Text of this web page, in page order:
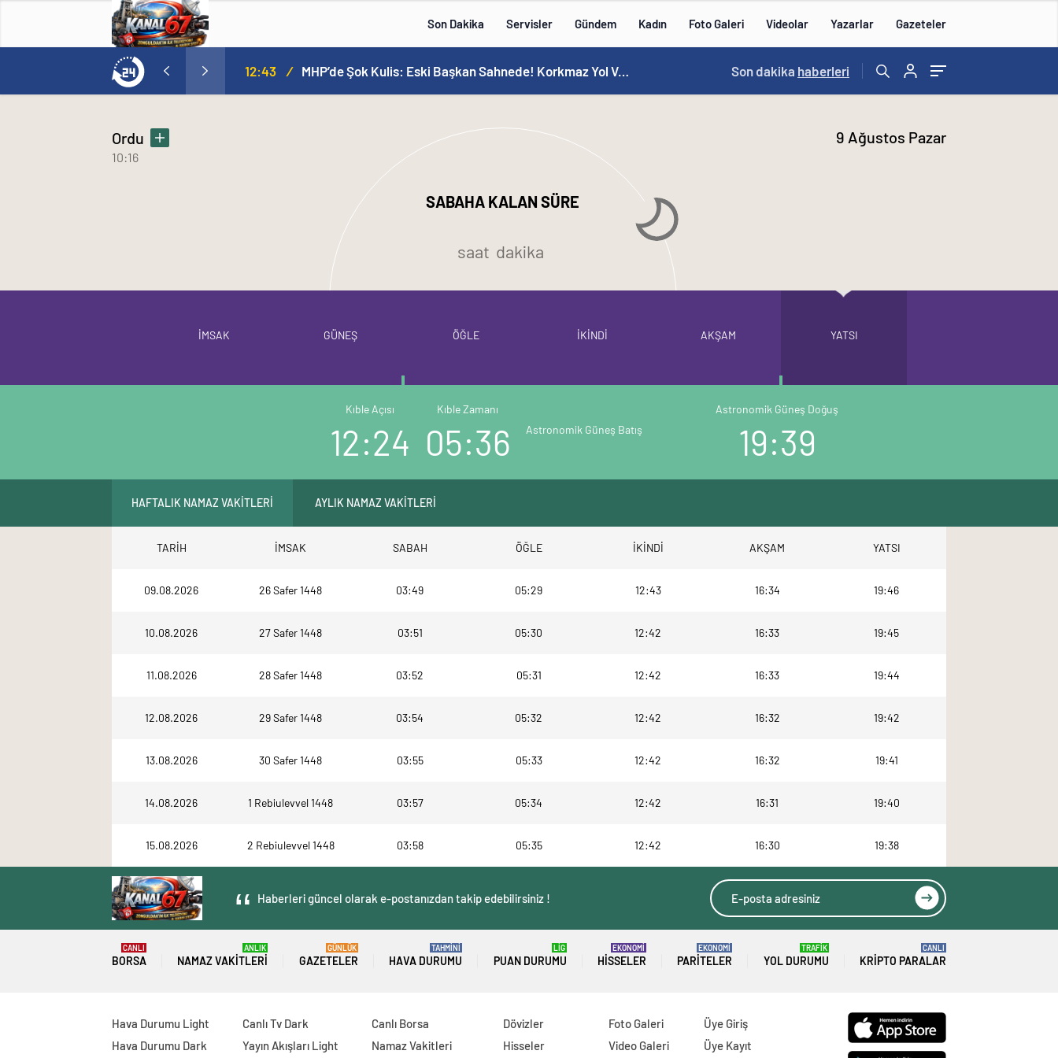
Son Dakika Servisler Gündem Kadın Foto Galeri Videolar Yazarlar Gazeteler
12:43 / MHP’de Şok Kulis: Eski Başkan Sahnede! Korkmaz Yol Vermiyor 12:08 / Toksöz ve Rakanoğlu Ailelerinin Acı Günü
Son dakika haberleri
Ordu
10:16
SABAHA KALAN SÜRE
saat dakika
9 Ağustos Pazar
İMSAK GÜNEŞ ÖĞLE İKİNDİ AKŞAM YATSI
Kıble Açısı
12:24
Kıble Zamanı
05:36
Astronomik Güneş Doğuş
19:39
Astronomik Güneş Batış
HAFTALIK NAMAZ VAKİTLERİ AYLIK NAMAZ VAKİTLERİ
TARİH İMSAK SABAH ÖĞLE İKİNDİ AKŞAM YATSI
09.08.2026 26 Safer 1448 03:49 05:29 12:43 16:34 19:46
10.08.2026 27 Safer 1448 03:51 05:30 12:42 16:33 19:45
11.08.2026 28 Safer 1448 03:52 05:31 12:42 16:33 19:44
12.08.2026 29 Safer 1448 03:54 05:32 12:42 16:32 19:42
13.08.2026 30 Safer 1448 03:55 05:33 12:42 16:32 19:41
14.08.2026 1 Rebiulevvel 1448 03:57 05:34 12:42 16:31 19:40
15.08.2026 2 Rebiulevvel 1448 03:58 05:35 12:42 16:30 19:38
Haberleri güncel olarak e-postanızdan takip edebilirsiniz !
BORSA
CANLI
NAMAZ VAKITLERI
ANLIK
GAZETELER
GÜNLÜK
HAVA DURUMU
TAHMİNİ
PUAN DURUMU
LİG
HISSELER
EKONOMİ
PARITELER
EKONOMİ
YOL DURUMU
TRAFİK
KRIPTO PARALAR
CANLI
Hava Durumu Light
Hava Durumu Dark
Canlı Tv Dark
Yayın Akışları Light
Canlı Borsa
Namaz Vakitleri
Dövizler
Hisseler
Foto Galeri
Video Galeri
Üye Giriş
Üye Kayıt